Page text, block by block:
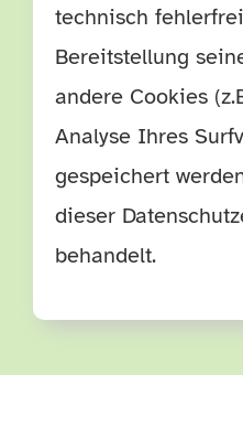
technisch
Bereitstellung
andere Cookies
Analyse Ihres
gespeichert
dieser
behandelt.